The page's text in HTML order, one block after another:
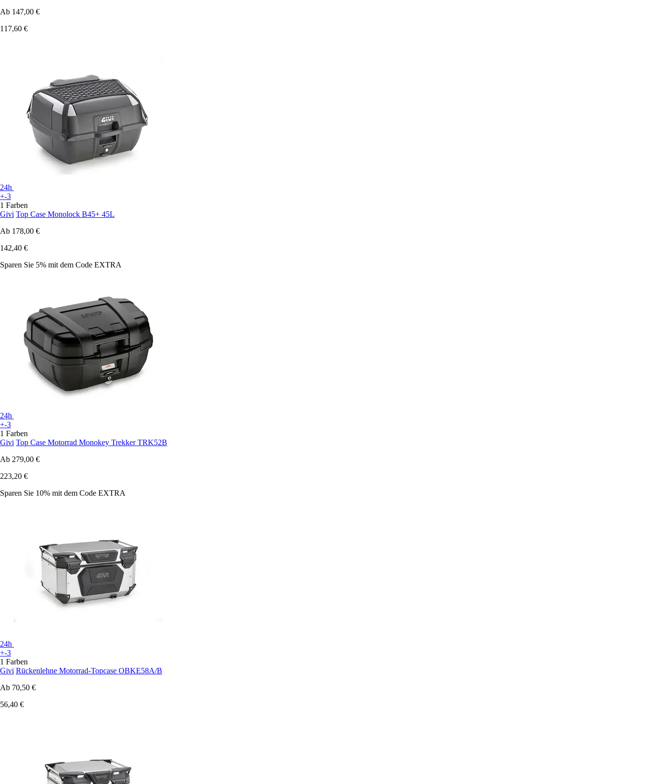
Ab 147,00 €
117,60 €
24h
+-3
1 Farben
Givi Top Case Monolock B45+ 45L
Ab 178,00 €
142,40 €
Sparen Sie 5% mit dem Code EXTRA
24h
+-3
1 Farben
Givi Top Case Motorrad Monokey Trekker TRK52B
Ab 279,00 €
223,20 €
Sparen Sie 10% mit dem Code EXTRA
24h
+-3
1 Farben
Givi Rückenlehne Motorrad-Topcase OBKE58A/B
Ab 70,50 €
56,40 €